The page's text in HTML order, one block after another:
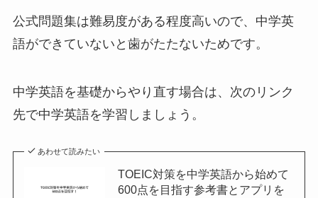
公式問題集は難易度がある程度高いので、中学英
語ができていないと歯がたたないためです。
中学英語を基礎からやり直す場合は、次のリンク
先で中学英語を学習しましょう。
あわせて読みたい
TOEIC対策を中学英語から始めて
600点を目指す参考書とアプリを